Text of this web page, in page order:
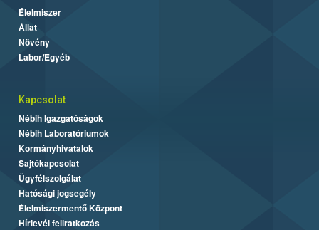
Élelmiszer
Állat
Növény
Labor/Egyéb
Kapcsolat
Nébih Igazgatóságok
Nébih Laboratóriumok
Kormányhivatalok
Sajtókapcsolat
Ügyfélszolgálat
Hatósági jogsegély
Élelmiszermentő Központ
Hírlevél feliratkozás